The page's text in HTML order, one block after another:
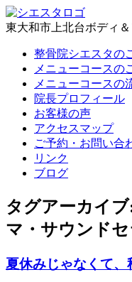
東大和市上北台ボディ
整骨院シエスタの
メニューコースの
メニューコースの
院長プロフィール
お客様の声
アクセスマップ
ご予約・お問い合
リンク
ブログ
タグアーカイブ
マ・サウンド
夏休みじゃなくて、